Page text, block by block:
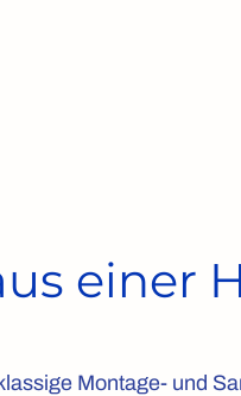
einer
Montage- und